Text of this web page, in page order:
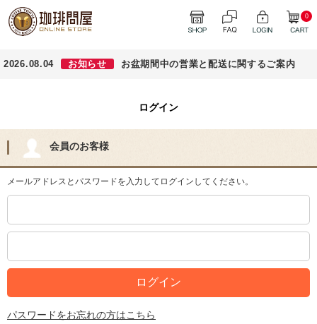
0
2026.08.04 お知らせ お盆期間中の営業と配送に関するご案内
ログイン
会員のお客様
メールアドレスとパスワードを入力してログインしてください。
パスワードをお忘れの方はこちら